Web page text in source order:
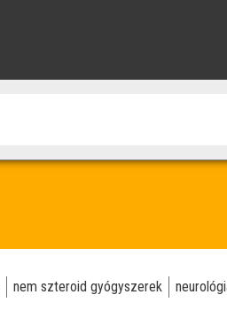
nem szteroid gyógyszerek